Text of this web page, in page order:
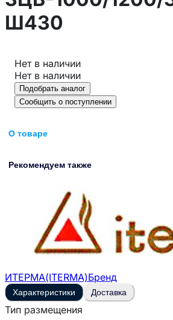
Ш430
Нет в наличии
Нет в наличии
Подобрать аналог
Сообщить о поступлении
О товаре
Рекомендуем также
ИТЕРМА(ITERMA)Бренд
Характеристики Доставка
Тип размещения